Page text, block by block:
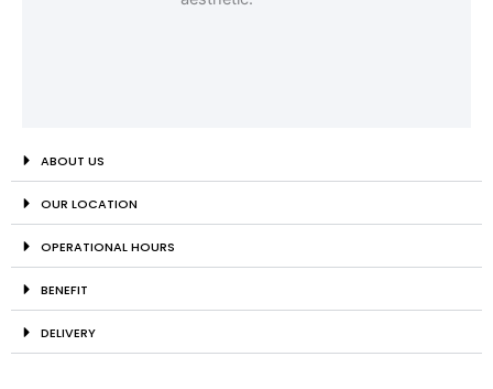
ABOUT US
OUR LOCATION
OPERATIONAL HOURS
BENEFIT
DELIVERY